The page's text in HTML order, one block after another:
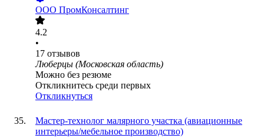
ООО ПромКонсалтинг
4.2
•
17 отзывов
Люберцы (Московская область)
Можно без резюме
Откликнитесь среди первых
Откликнуться
Мастер-технолог малярного участка (авиационные
интерьеры/мебельное производство)